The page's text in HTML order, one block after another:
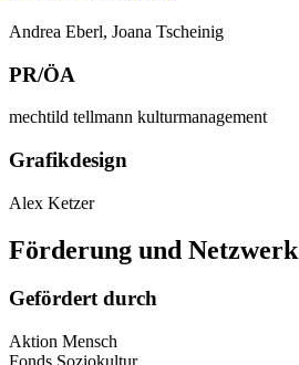
Andrea Eberl, Joana Tscheinig
PR/ÖA
mechtild tellmann kulturmanagement
Grafikdesign
Alex Ketzer
Förderung und Netzwerk
Gefördert durch
Aktion Mensch